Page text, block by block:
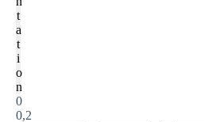
t
a
t
i
o
n
0
0,2